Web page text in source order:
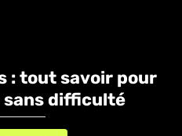
: tout savoir pour
difficulté